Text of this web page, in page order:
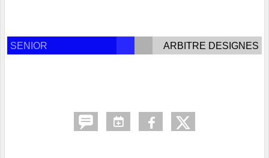
SENIOR ARBITRE DESIGNES